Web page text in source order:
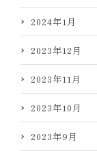
2024年1月
2023年12月
2023年11月
2023年10月
2023年9月